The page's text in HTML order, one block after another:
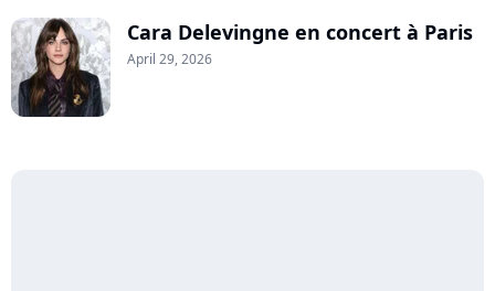
Cara Delevingne en concert à Paris
April 29, 2026